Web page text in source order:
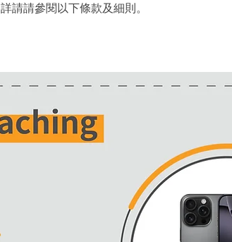
詳請請參閱以下條款及細則。